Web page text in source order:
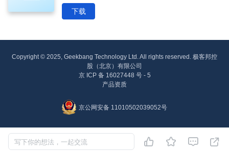
下载
写下你的想法，一起交流    
Copyright © 2025, Geekbang Technology Ltd. All rights reserved. 极客邦控
股（北京）有限公司
京 ICP 备 16027448 号 - 5
产品资质
京公网安备 11010502039052号